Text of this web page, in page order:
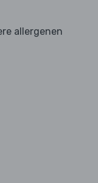
allergenen